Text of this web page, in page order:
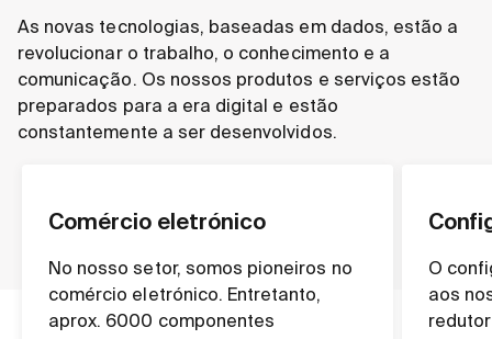
As novas tecnologias, baseadas em dados, estão a
revolucionar o trabalho, o conhecimento e a
comunicação. Os nossos produtos e serviços estão
preparados para a era digital e estão
constantemente a ser desenvolvidos.
Comércio eletrónico
No nosso setor, somos pioneiros no
comércio eletrónico. Entretanto,
aprox. 6000 componentes
O
aos